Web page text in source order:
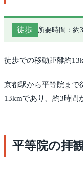
徒歩 所要時間：約
徒歩での移動距離約
京都駅から平等院まで
13kmであり、約3時間
平等院の拝